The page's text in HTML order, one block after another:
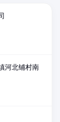
河北铺村南